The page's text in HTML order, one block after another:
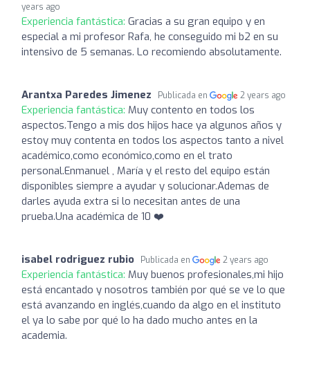
years ago
Experiencia fantástica: Gracias a su gran equipo y en
especial a mi profesor Rafa, he conseguido mi b2 en su
intensivo de 5 semanas. Lo recomiendo absolutamente.
Arantxa Paredes Jimenez Publicada en 2 years ago
Experiencia fantástica: Muy contento en todos los
aspectos.Tengo a mis dos hijos hace ya algunos años y
estoy muy contenta en todos los aspectos tanto a nivel
académico,como económico,como en el trato
personal.Enmanuel , María y el resto del equipo están
disponibles siempre a ayudar y solucionar.Ademas de
darles ayuda extra si lo necesitan antes de una
prueba.Una académica de 10 ❤️
isabel rodriguez rubio Publicada en 2 years ago
Experiencia fantástica: Muy buenos profesionales,mi hijo
está encantado y nosotros también por qué se ve lo que
está avanzando en inglés,cuando da algo en el instituto
el ya lo sabe por qué lo ha dado mucho antes en la
academia.